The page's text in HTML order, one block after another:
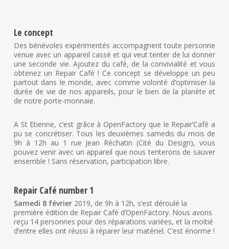
Le concept
Des bénévoles expérimentés accompagnent toute personne
venue avec un appareil cassé et qui veut tenter de lui donner
une seconde vie. Ajoutez du café, de la convivialité et vous
obtenez un Repair Café ! Ce concept se développe un peu
partout dans le monde, avec comme volonté d’optimiser la
durée de vie de nos appareils, pour le bien de la planète et
de notre porte-monnaie.
A St Etienne, c’est grâce à OpenFactory que le Repair’Café a
pu se concrétiser. Tous les deuxièmes samedis du mois de
9h à 12h au 1 rue Jean Réchatin (Cité du Design), vous
pouvez venir avec un appareil que nous tenterons de sauver
ensemble ! Sans réservation, participation libre.
Repair Café number 1
Samedi 8 février2019, de 9h à 12h, s’est déroulé la
première édition de Repair Café d’OpenFactory. Nous avons
reçu 14 personnes pour des réparations variées, et la moitié
d’entre elles ont réussi à réparer leur matériel. C’est énorme !